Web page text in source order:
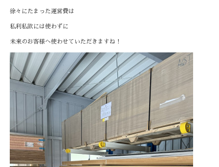
徐々にたまった運営費は
私利私欲には使わずに
未来のお客様へ使わせていただきますね！